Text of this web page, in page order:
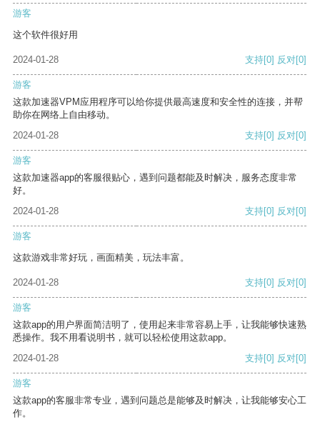
游客
这个软件很好用
2024-01-28 支持[0] 反对[0]
游客
这款加速器VPM应用程序可以给你提供最高速度和安全性的连接，并帮
助你在网络上自由移动。
2024-01-28
支持[0] 反对[0]
游客
这款加速器app的客服很贴心，遇到问题都能及时解决，服务态度非常
好。
2024-01-28
支持[0] 反对[0]
游客
这款游戏非常好玩，画面精美，玩法丰富。
2024-01-28 支持[0] 反对[0]
游客
这款app的用户界面简洁明了，使用起来非常容易上手，让我能够快速熟
悉操作。我不用看说明书，就可以轻松使用这款app。
2024-01-28
支持[0] 反对[0]
游客
这款app的客服非常专业，遇到问题总是能够及时解决，让我能够安心工
作。